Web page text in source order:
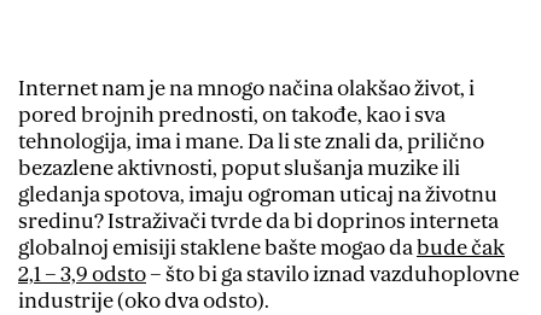
Internet nam je na mnogo načina olakšao život, i
pored brojnih prednosti, on takođe, kao i sva
tehnologija, ima i mane. Da li ste znali da, prilično
bezazlene aktivnosti, poput slušanja muzike ili
gledanja spotova, imaju ogroman uticaj na životnu
sredinu? Istraživači tvrde da bi doprinos interneta
globalnoj emisiji staklene bašte mogao dabude čak
2,1 – 3,9 odsto– što bi ga stavilo iznad vazduhoplovne
industrije (oko dva odsto).